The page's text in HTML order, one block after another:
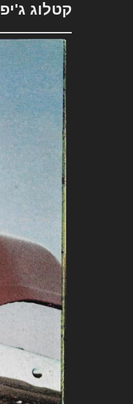
קטלוג ג'יפ 1972